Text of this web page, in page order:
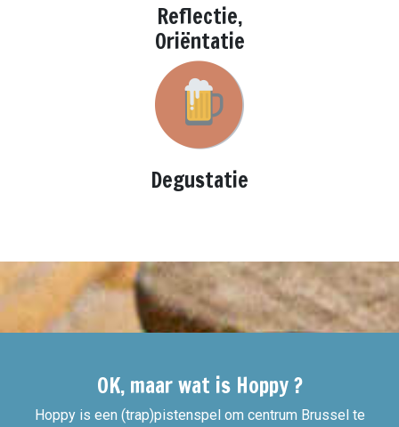
Reflectie,
Oriëntatie
Degustatie
OK, maar wat is Hoppy ?
Hoppy is een (trap)pistenspel om centrum Brussel te